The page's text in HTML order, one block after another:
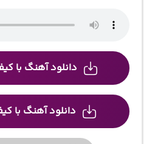
دانلود آهنگ با
دانلود آهنگ با